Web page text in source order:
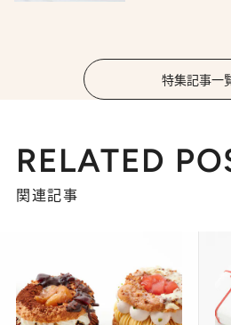
特集記事一
RELATED
関連記事